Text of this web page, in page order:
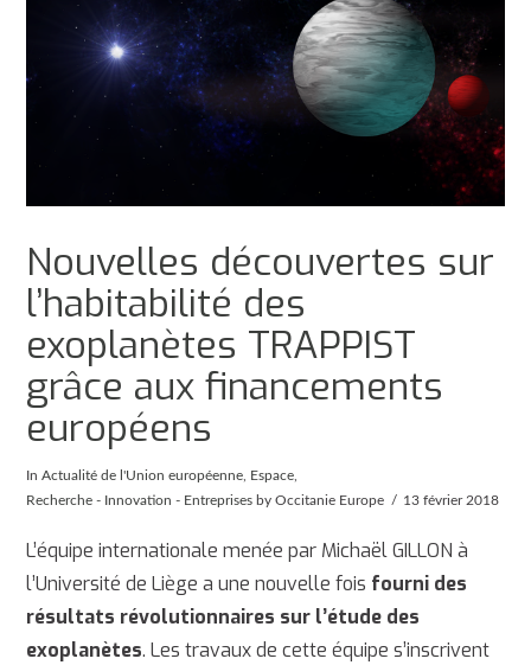
Nouvelles découvertes sur
l’habitabilité des
exoplanètes TRAPPIST
grâce aux financements
européens
InActualité de l'Union européenne Espace
Recherche - Innovation - Entreprises by Occitanie Europe 13 février 2018
L’équipe internationale menée par Michaël GILLON à
l’Université de Liège a une nouvelle fois fourni des
résultats révolutionnaires sur l’étude des
exoplanètes. Les travaux de cette équipe s’inscrivent